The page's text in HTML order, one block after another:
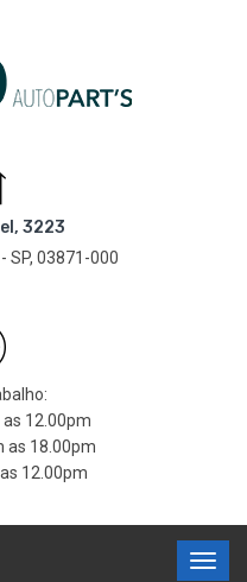
3223
SP, 03871-000
12.00pm
as 18.00pm
12.00pm